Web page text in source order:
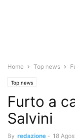
Home Top news
Top news
Furto a
Salvini
By redazione - 18